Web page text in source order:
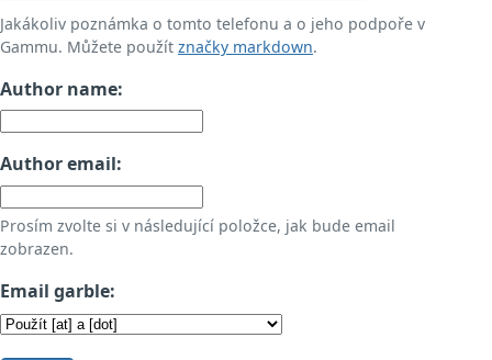
Jakákoliv poznámka o tomto telefonu a o jeho podpoře v
Gammu. Můžete použít značky markdown.
Author name:
Author email:
Prosím zvolte si v následující položce, jak bude email
zobrazen.
Email garble: